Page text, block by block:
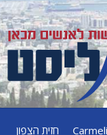
חזית הצפון